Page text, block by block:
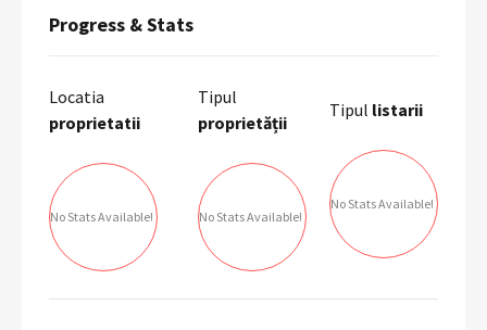
Progress & Stats
Locatia
proprietatii
No Stats Available!
Tipul
proprietății
No Stats Available!
Tipul listarii
No Stats Available!